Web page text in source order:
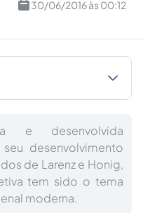
30/06/2016 às 00:12
e desenvolvida
desenvolvimento
de Larenz e Honig,
tem sido o tema
moderna.